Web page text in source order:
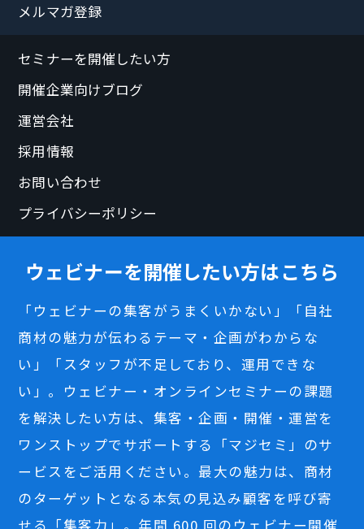
メルマガ登録
セミナーを開催したい方
開催企業向けブログ
運営会社
採用情報
お問い合わせ
プライバシーポリシー
ウェビナーを開催したい方はこちら
「ウェビナーの集客がうまくいかない」「自社
商材の魅力が伝わるテーマ・企画がわからな
い」「スタッフが不足しており、運用できな
い」。ウェビナー・オンラインセミナーの課題
を解決したい方は、集客・企画・開催・運営を
ワンストップでサポートする「マジセミ」のサ
ービスをご活用ください。最大の魅力は、商材
のターゲットとなる本気の見込み顧客を呼び寄
せる「集客力」。年間 600 回のウェビナー開催